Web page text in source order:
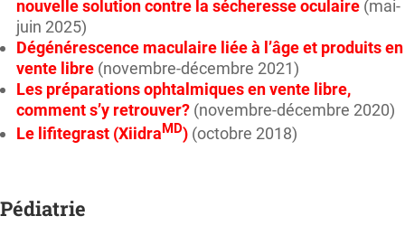
nouvelle solution contre la sécheresse oculaire (mai-
juin 2025)
Dégénérescence maculaire liée à l’âge et produits en
vente libre (novembre-décembre 2021)
Les préparations ophtalmiques en vente libre,
comment s’y retrouver? (novembre-décembre 2020)
Le lifitegrast (XiidraMD) (octobre 2018)
Pédiatrie